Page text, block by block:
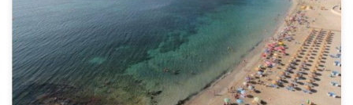
Na wszystkich plażach w Calp ściągnięto zakaz kąpieli w morzu
Calp – piątek, 25 maja, ratusz w Calp ogłosił, że kąpiel w morzu na
wszystkich plażach jest znowu dozwolona. Kilka […]